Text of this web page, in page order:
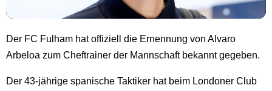
Der FC Fulham hat offiziell die Ernennung von Alvaro
Arbeloa zum Cheftrainer der Mannschaft bekannt gegeben.
Der 43-jährige spanische Taktiker hat beim Londoner Club